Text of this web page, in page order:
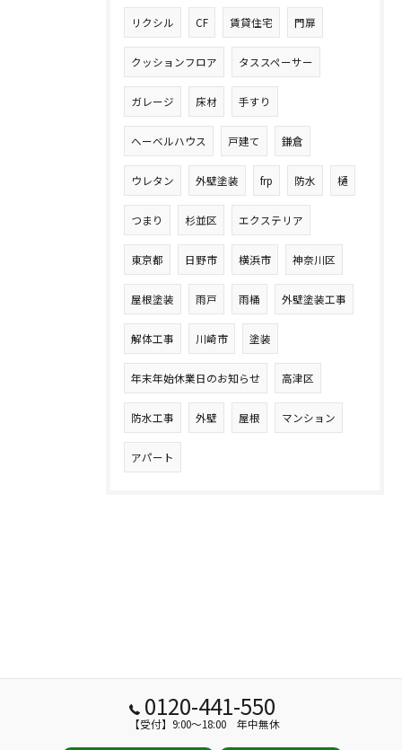
リクシル CF 賃貸住宅 門扉
クッションフロア タススペーサー
ガレージ 床材 手すり
へーベルハウス 戸建て 鎌倉
ウレタン 外壁塗装 frp 防水 樋
つまり 杉並区 エクステリア
東京都 日野市 横浜市 神奈川区
屋根塗装 雨戸 雨桶 外壁塗装工事
解体工事 川崎市 塗装
年末年始休業日のお知らせ 高津区
防水工事 外壁 屋根 マンション
アパート
0120-441-550
【受付】9:00～18:00 年中無休